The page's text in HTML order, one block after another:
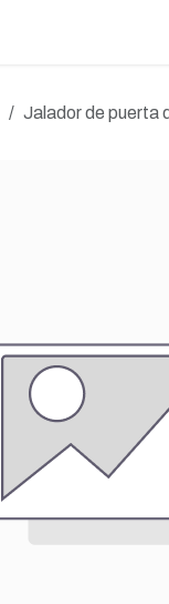
Jalador de puerta